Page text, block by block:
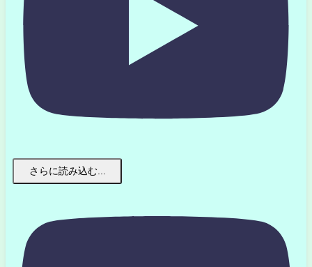
さらに読み込む...